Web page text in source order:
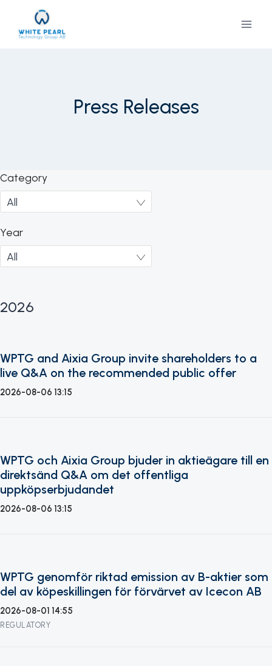
content
Press Releases
Category
Year
2026
WPTG and Aixia Group invite shareholders to a
live Q&A on the recommended public offer
2026-08-06 13:15
WPTG och Aixia Group bjuder in aktieägare till en
direktsänd Q&A om det offentliga
uppköpserbjudandet
2026-08-06 13:15
WPTG genomför riktad emission av B-aktier som
del av köpeskillingen för förvärvet av Icecon AB
2026-08-01 14:55
REGULATORY